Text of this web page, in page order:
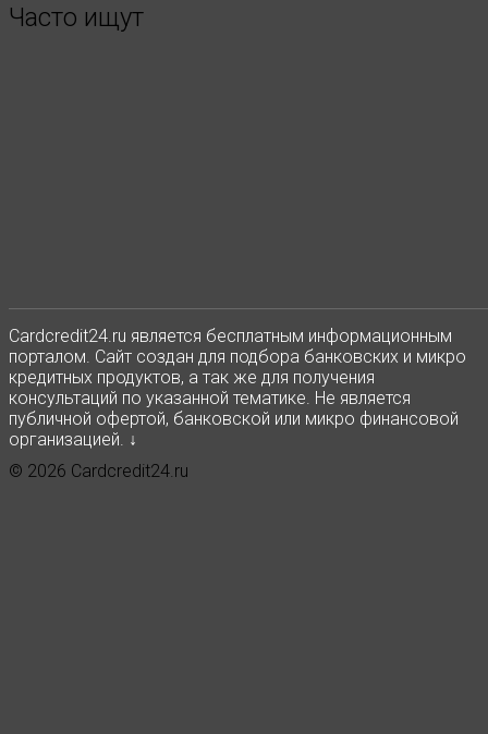
Часто ищут
Сardcredit24.ru является бесплатным информационным
порталом. Сайт создан для подбора банковских и микро
кредитных продуктов, а так же для получения
консультаций по указанной тематике. Не является
публичной офертой, банковской или микро финансовой
организацией. ↓
© 2026 Cardcredit24.ru